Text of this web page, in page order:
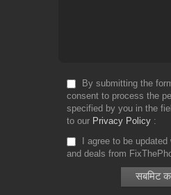
By submitting the
consent to process the
specified by you in the
to our Privacy Policy
I agree to be
and deals from